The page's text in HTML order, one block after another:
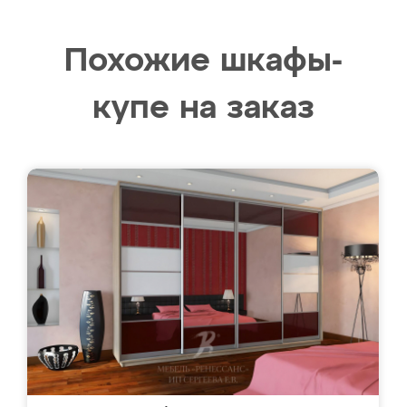
Похожие шкафы-
купе на заказ